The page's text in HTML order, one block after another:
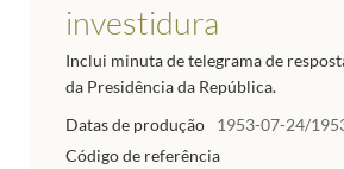
investidura
Inclui minuta de telegrama de
da Presidência da República.
Datas de produção
1953-07-24/
Código de referência